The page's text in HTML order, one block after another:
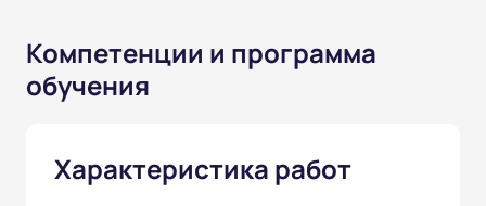
Компетенции и программа
обучения
Характеристика работ